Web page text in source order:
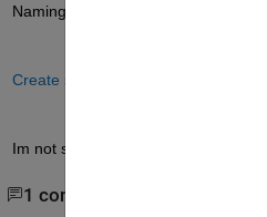
Naming a class 'struct' is not
Create structure from file -
Im not sure why im getting this
1 commentaire